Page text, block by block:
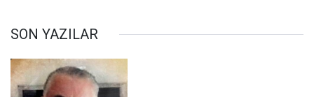
SON YAZILAR